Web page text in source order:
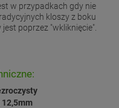
w przypadkach gdy nie
kloszy z boku
poprzez "wkliknięcie".
12,5mm